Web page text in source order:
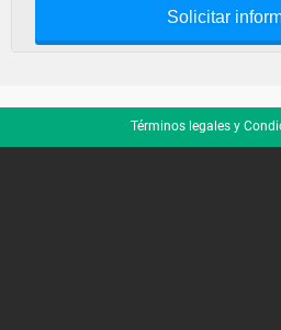
Solicitar
Términos legales y